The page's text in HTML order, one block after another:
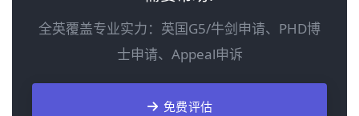
全英覆盖专业实力：英国G5/牛剑申请、PHD博
士申请、Appeal申诉
免费评估